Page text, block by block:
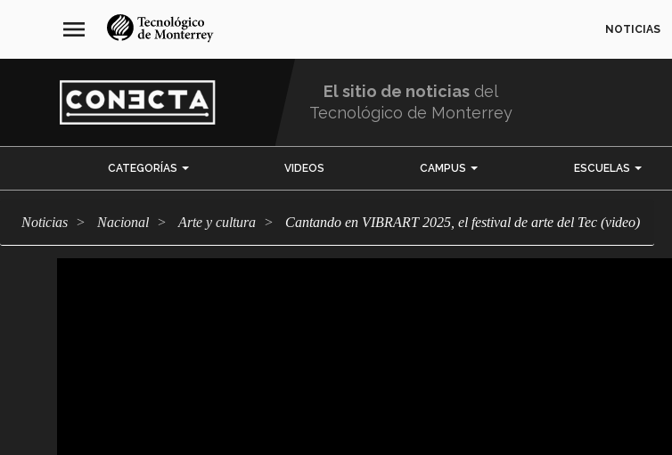
navegación
principal
menu NOTICIAS
El sitio de noticias del
Tecnológico de Monterrey
CATEGORÍAS VIDEOS CAMPUS ESCUELAS
Noticias Nacional arte y cultura Cantando en VIBRART 2025, el festival de arte del Tec (video)